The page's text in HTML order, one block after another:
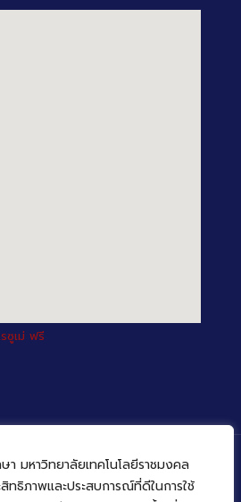
มหาวิทยาลัยเทคโนโลยีราชมงคล
ธิภาพและประสบการณ์ที่ดีในการใช้
ซูเม่ ฟรี